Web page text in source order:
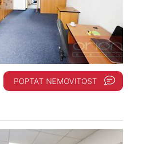
POPTAT NEMOVITOST